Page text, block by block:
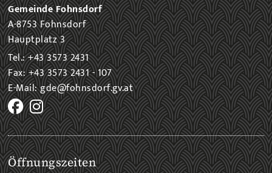
Gemeinde Fohnsdorf
A-8753 Fohnsdorf
Hauptplatz 3
Tel.: +43 3573 2431
Fax: +43 3573 2431 - 107
E-Mail: gde@fohnsdorf.gv.at
Öffnungszeiten